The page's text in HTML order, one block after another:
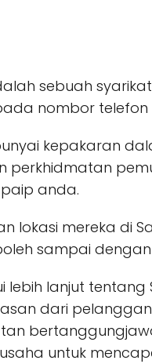
sebuah
nombor telefon
kepakaran
perkhidmatan
anda.
lokasi mereka di
sampai
lebih lanjut tentang
dari
untuk